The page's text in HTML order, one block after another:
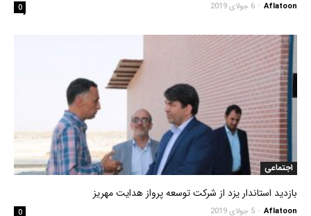
Aflatoon
- 6 جولای 2019 0
اجتماعی
بازدید استاندار یزد از شرکت توسعه پرواز هدایت مهریز
Aflatoon
- 5 جولای 2019 0